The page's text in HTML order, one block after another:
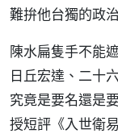
難拚他台獨的政
陳水扁隻手不能
日丘宏達、二十
究竟是要名還是
授短評《入世衛